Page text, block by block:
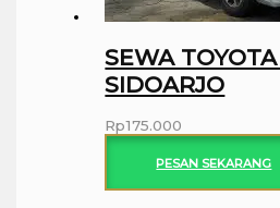
SEWA
SIDOARJO
Rp175.000
PESAN SEKARANG